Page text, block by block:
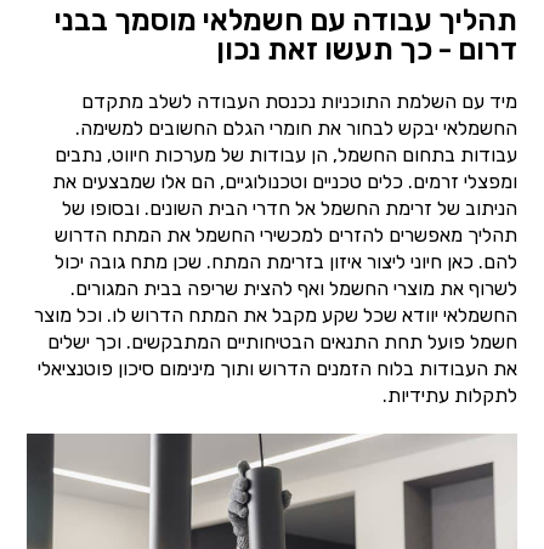
תהליך עבודה עם חשמלאי מוסמך בבני
דרום - כך תעשו זאת נכון
מיד עם השלמת התוכניות נכנסת העבודה לשלב מתקדם
החשמלאי יבקש לבחור את חומרי הגלם החשובים למשימה.
עבודות בתחום החשמל, הן עבודות של מערכות חיווט, נתבים
ומפצלי זרמים. כלים טכניים וטכנולוגיים, הם אלו שמבצעים את
הניתוב של זרימת החשמל אל חדרי הבית השונים. ובסופו של
תהליך מאפשרים להזרים למכשירי החשמל את המתח הדרוש
להם. כאן חיוני ליצור איזון בזרימת המתח. שכן מתח גובה יכול
לשרוף את מוצרי החשמל ואף להצית שריפה בבית המגורים.
החשמלאי יוודא שכל שקע מקבל את המתח הדרוש לו. וכל מוצר
חשמל פועל תחת התנאים הבטיחותיים המתבקשים. וכך ישלים
את העבודות בלוח הזמנים הדרוש ותוך מינימום סיכון פוטנציאלי
לתקלות עתידיות.